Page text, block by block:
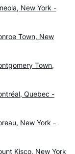
New York -
Town, New
Town,
Quebec -
New York -
Kisco, New York